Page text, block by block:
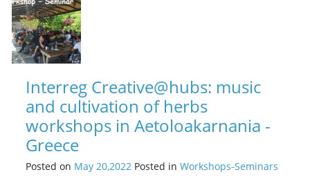
Interreg Creative@hubs: music
and cultivation of herbs
workshops in Aetoloakarnania -
Greece
Posted on May 20,2022 Posted in Workshops-Seminars